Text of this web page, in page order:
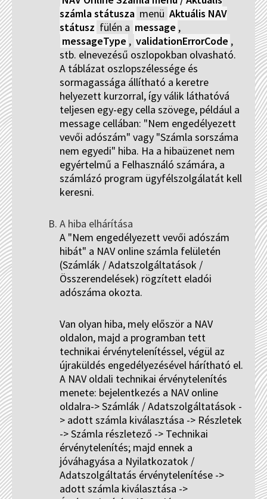
számla státusza menü Aktuális NAV
státusz fülén a message ,
messageType , validationErrorCode ,
stb. elnevezésű oszlopokban olvasható.
A táblázat oszlopszélessége és
sormagassága állítható a keretre
helyezett kurzorral, így válik láthatóvá
teljesen egy-egy cella szövege, például a
message cellában: "Nem engedélyezett
vevői adószám" vagy "Számla sorszáma
nem egyedi" hiba. Ha a hibaüzenet nem
egyértelmű a Felhasználó számára, a
számlázó program ügyfélszolgálatát kell
keresni.
A hiba elhárítása
A "Nem engedélyezett vevői adószám
hibát" a NAV online számla felületén
(Számlák / Adatszolgáltatások /
Összerendelések) rögzített eladói
adószáma okozta.
Van olyan hiba, mely először a NAV
oldalon, majd a programban tett
technikai érvénytelenítéssel, végül az
újraküldés engedélyezésével hárítható el.
A NAV oldali technikai érvénytelenítés
menete: bejelentkezés a NAV online
oldalra-> Számlák / Adatszolgáltatások -
> adott számla kiválasztása -> Részletek
-> Számla részletező -> Technikai
érvénytelenítés; majd ennek a
jóváhagyása a Nyilatkozatok /
Adatszolgáltatás érvénytelenítése ->
adott számla kiválasztása ->